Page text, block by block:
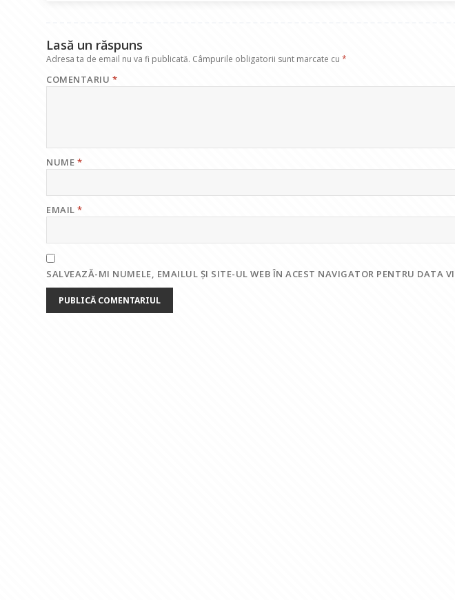
Lasă un răspuns
Adresa ta de email nu va fi publicată. Câmpurile obligatorii sunt marcate cu*
COMENTARIU *
NUME *
EMAIL*
SALVEAZĂ-MI NUMELE, EMAILUL ȘI SITE-UL WEB ÎN ACEST NAVIGATOR PENTRU DATA